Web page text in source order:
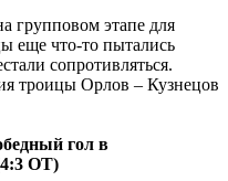
групповом этапе для
еще что-то пытались
сопротивляться.
троицы Орлов – Кузнецов
гол в
ОТ)